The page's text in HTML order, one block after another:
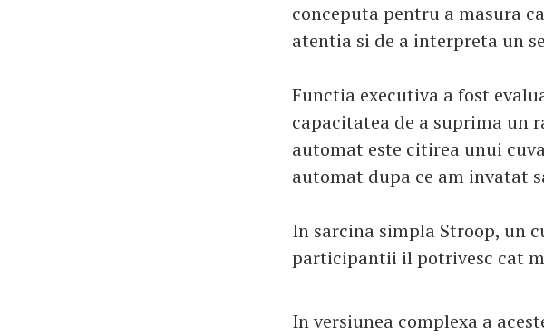
conceputa pentru a masura
atentia si de a interpreta un
Functia executiva a fost
capacitatea de a suprima un
automat este citirea unui
automat dupa ce am invatat
In sarcina simpla Stroop, un
participantii il potrivesc cat
In versiunea complexa a